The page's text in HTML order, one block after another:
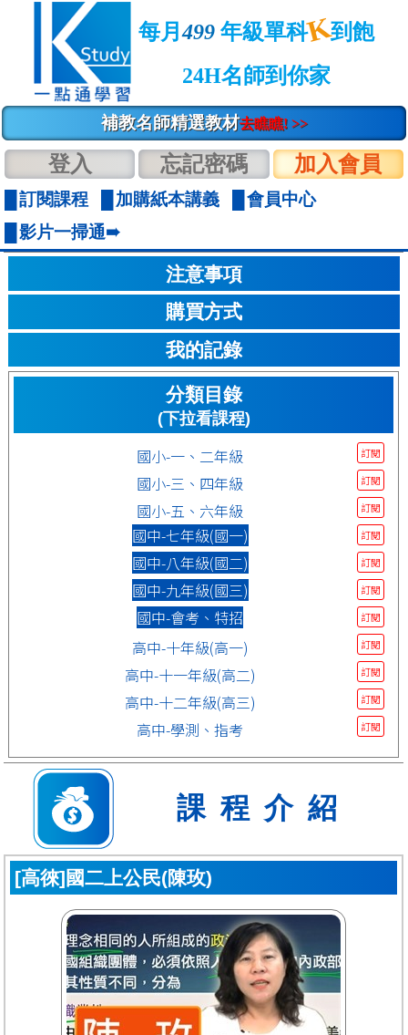
每月499年級單科K到飽
24H名師到你家
補教名師精選教材去瞧瞧! >>
登入 忘記密碼 加入會員
訂閱課程 加購紙本講義
會員中心
影片一掃通➠
注意事項
購買方式
我的記錄
分類目錄
(下拉看課程)
國小-一、二年級 訂閱
國小-三、四年級 訂閱
國小-五、六年級 訂閱
國中-七年級(國一) 訂閱
國中-八年級(國二) 訂閱
國中-九年級(國三) 訂閱
國中-會考、特招 訂閱
高中-十年級(高一) 訂閱
高中-十一年級(高二) 訂閱
高中-十二年級(高三) 訂閱
高中-學測、指考 訂閱
課程介紹
[高徠]國二上公民(陳玫)